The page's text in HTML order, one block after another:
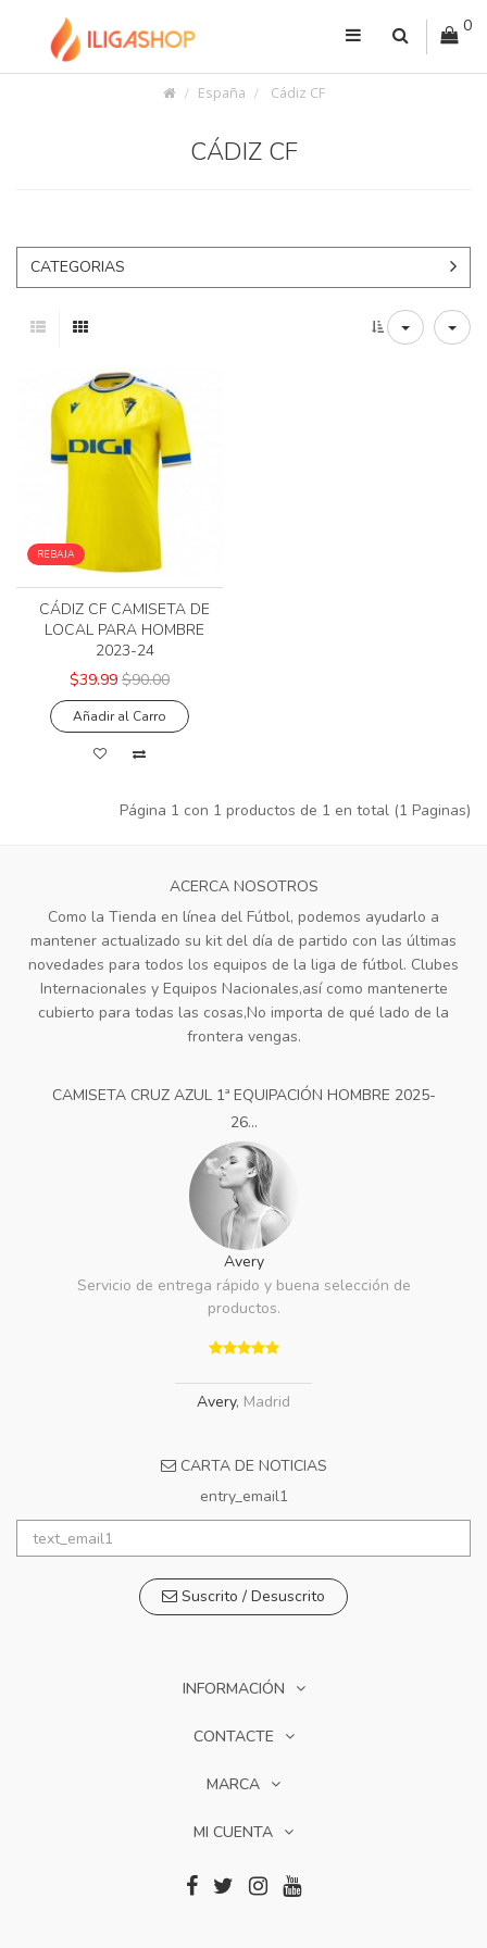
0
España Cádiz CF
CÁDIZ CF
CATEGORIAS
REBAJA
CÁDIZ CF CAMISETA DE
LOCAL PARA HOMBRE
2023-24
$39.99 $90.00
Añadir al Carro
Página 1 con 1 productos de 1 en total (1 Paginas)
ACERCA NOSOTROS
Como la Tienda en línea del Fútbol, podemos ayudarlo a
mantener actualizado su kit del día de partido con las últimas
novedades para todos los equipos de la liga de fútbol. Clubes
Internacionales y Equipos Nacionales,así como mantenerte
cubierto para todas las cosas,No importa de qué lado de la
frontera vengas.
CAMISETA CRUZ AZUL 1ª EQUIPACIÓN HOMBRE 2025-
26...
Avery
Servicio de entrega rápido y buena selección de
productos.
Avery, Madrid
CARTA DE NOTICIAS
entry_email1
Suscrito / Desuscrito
INFORMACIÓN
CONTACTE
MARCA
MI CUENTA